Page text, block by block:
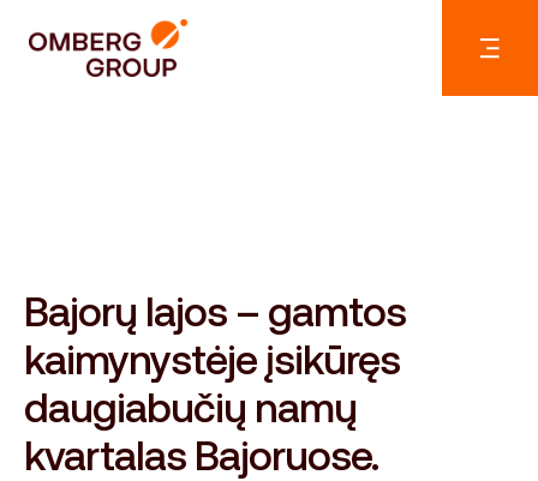
Bajorų lajos – gamtos
kaimynystėje įsikūręs
daugiabučių namų
kvartalas Bajoruose.